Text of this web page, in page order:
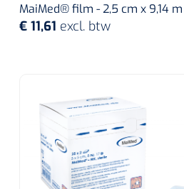
Wondreinigers
MaiMed® film - 2,5 cm x 9,14
€ 11,61 excl. btw